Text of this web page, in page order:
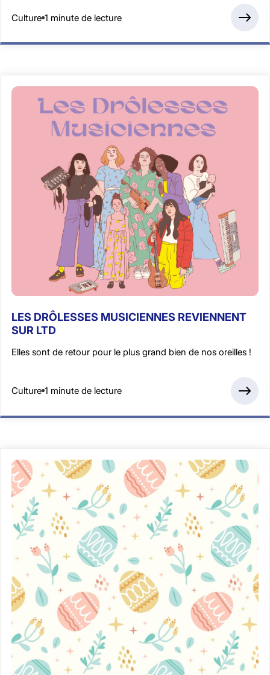
Culture 1 minute de lecture
LES DRÔLESSES MUSICIENNES REVIENNENT
SUR LTD
Elles sont de retour pour le plus grand bien de nos oreilles !
Culture 1 minute de lecture